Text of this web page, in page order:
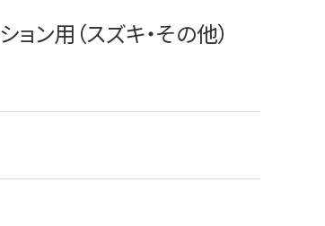
ン用（スズキ・その他）